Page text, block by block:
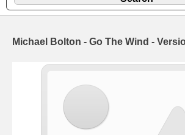
Michael Bolton - Go The Wind -